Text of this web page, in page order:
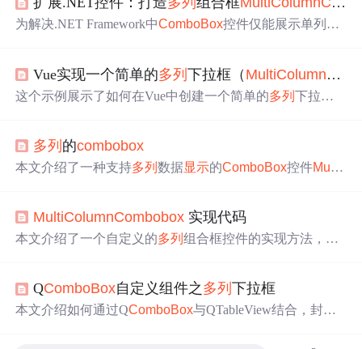
为解决.NET Framework中ComboBox控件仅能展示单列数
显示绘制、数据绑定、列宽计算调整等技术，还提及用户
交互体验优化策略，助力开发者创建定制界面。
Vue实现一个简单的多列下拉框（ MultiColumn
这个示例展示了如何在Vue中创建一个简单的多列下拉框
绑定选中项。
多列 的combobox
本文介绍了一种支持多列数据显示的ComboBox控件Multi
isplay Columns属性，即可实现 多列数据的
MultiColumnCombobox 实现代码
本文介绍了一个自定义的多列组合框控件的实现方法，该
窗体来实现数据筛选及下拉列表的交互操作。
QComboBox自定义组件之 多列下拉框
本文介绍如何通过QComboBox与QTableView结合，封装